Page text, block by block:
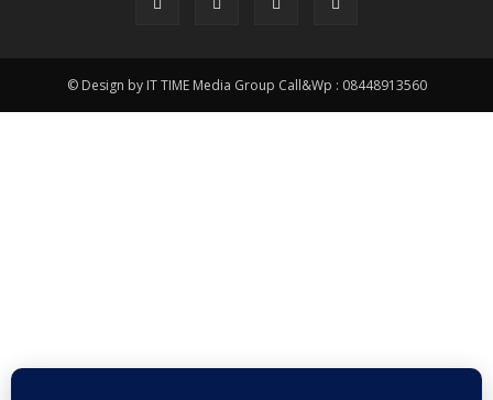
© Design by IT TIME Media Group Call&Wp : 08448913560